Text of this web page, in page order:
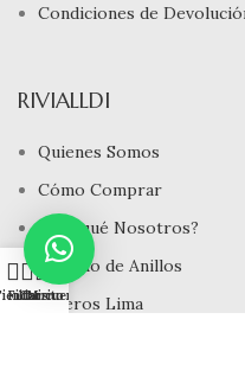
Condiciones de
RIVIALLDI
Quienes Somos
Cómo Comprar
¿ Porqué Nosotros?
Tamaño de Anillos
Joyeros Lima
Filtros
Carrito
Mi cuenta